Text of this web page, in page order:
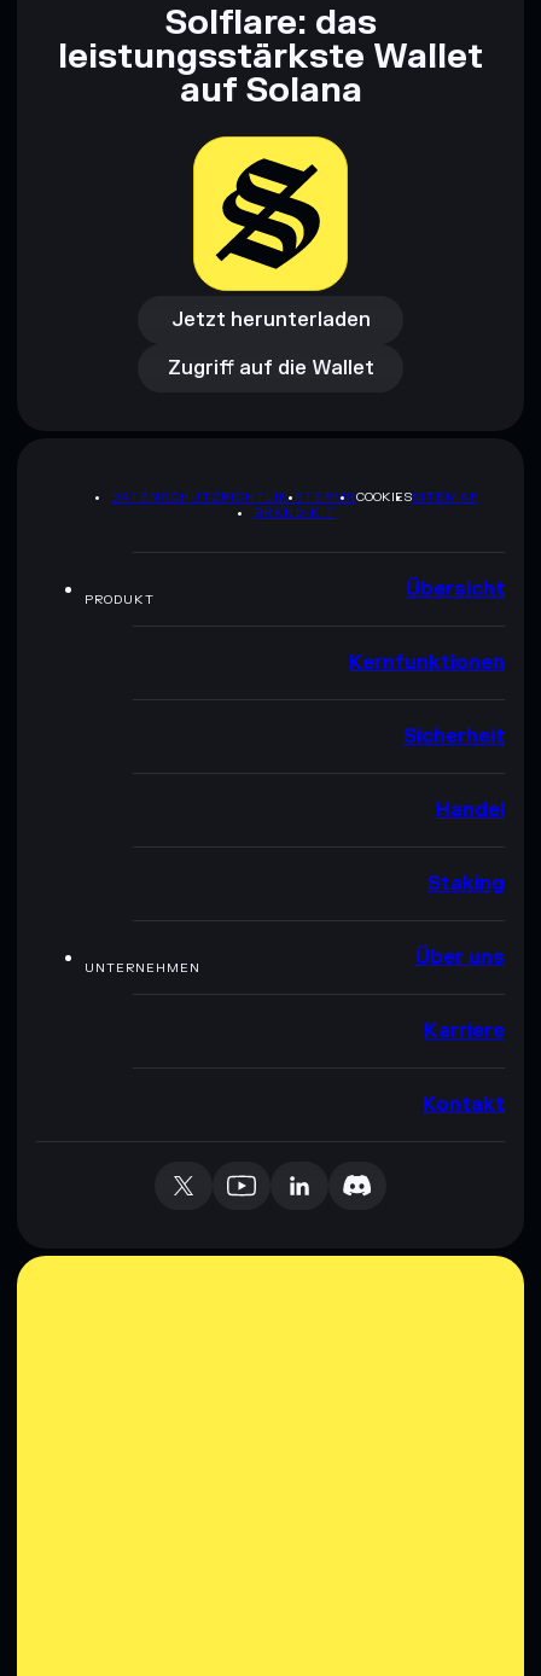
begrenzte Liquidität
80 % Konzentration
高度
戒備 Full Alert
wenige LP-Anbieter
Haftungsausschluss: Diese Informationen dienen
ausschließlich Bildungszwecken und stellen keine
Finanzberatung dar. Recherchiere stets eigenständig. Daten
bereitgestellt von rugcheck.xyz.
Solflare: das
leistungsstärkste Wallet
auf Solana
Jetzt herunterladen
Jetzt herunterladen
Zugriff auf die Wallet
Zugriff auf die Wallet
DATENSCHUTZRICHTLINIETERMSCOOKIESSITEMAP
BRAND-KIT
PRODUKT Übersicht
Kernfunktionen
Sicherheit
Handel
Staking
UNTERNEHMEN Über uns
Karriere
Kontakt